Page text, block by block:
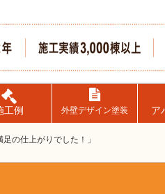
工例 外壁デザイン塗装 ア
仕上がりでした！」